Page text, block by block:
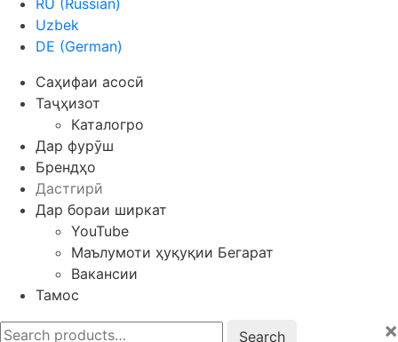
Uzbek
DE (German)
Саҳифаи асосӣ
Таҷҳизот
Каталогро
Дар фурӯш
Брендҳо
Дастгирӣ
Дар бораи ширкат
YouTube
Маълумоти ҳуқуқии Бегарат
Вакансии
Тамос
Search
×